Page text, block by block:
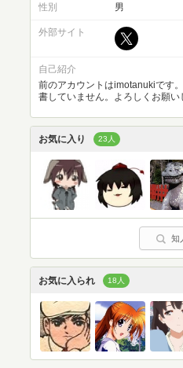
性別 男
外部サイト
自己紹介
前のアカウントはimotanukiです
書していません。よろしくお願い
お気に入り 23人
知
お気に入られ 18人